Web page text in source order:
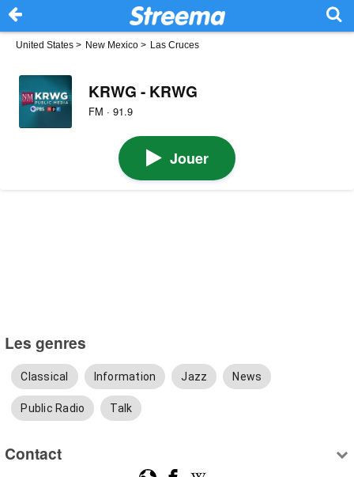
United States > New Mexico > Las Cruces
KRWG - KRWG
FM · 91.9
Jouer
Les genres
Classical Information Jazz News
Public Radio Talk
Contact